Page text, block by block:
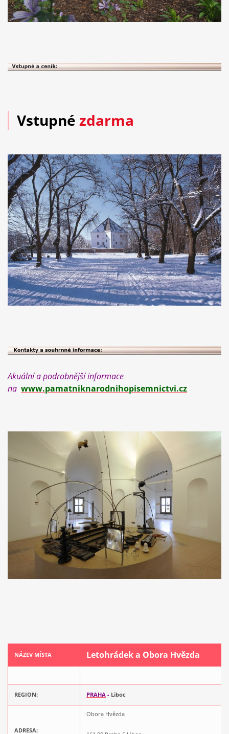
Vstupné zdarma
Akuální a podrobnější informace
na www.pamatniknarodnihopisemnictvi.cz
NÁZEV MÍSTA Letohrádek a Obora Hvězda
REGION: PRAHA - Liboc
ADRESA:
Obora Hvězda